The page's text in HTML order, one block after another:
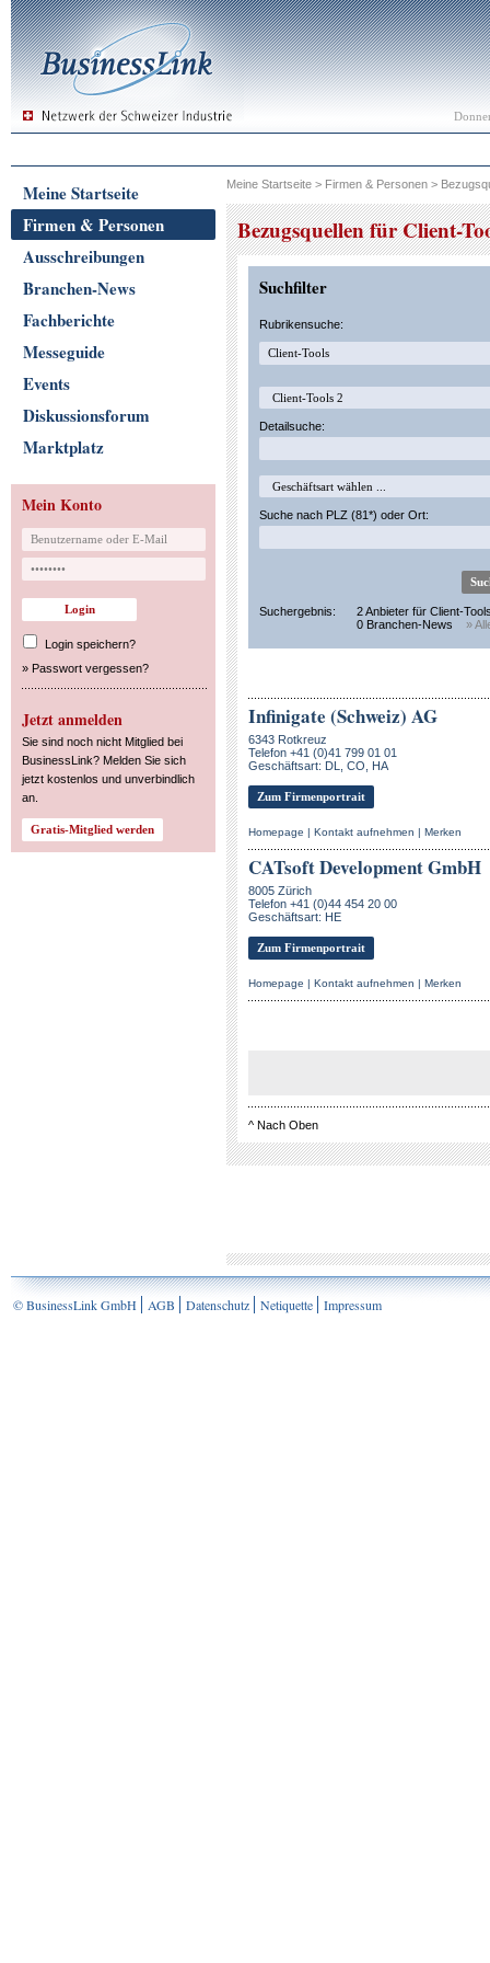
Meine Startseite
Firmen & Personen
Ausschreibungen
Branchen-News
Fachberichte
Messeguide
Events
Diskussionsforum
Marktplatz
Mein Konto
Login speichern?
» Passwort vergessen?
Jetzt anmelden
Sie sind noch nicht Mitglied bei
BusinessLink? Melden Sie sich
jetzt kostenlos und unverbindlich
an.
Meine Startseite > Firmen & Personen >
Bezugsquellen für Client-
Suchfilter
Rubrikensuche:
Detailsuche:
Suche nach PLZ (81*) oder Ort:
Suchergebnis:
2 Anbieter für Client-
0 Branchen-News
»
Infinigate (Schweiz) AG
6343 Rotkreuz
Telefon +41 (0)41 799 01 01
Geschäftsart: DL, CO, HA
Zum Firmenportrait
Homepage | Kontakt aufnehmen | Merken
CATsoft Development GmbH
8005 Zürich
Telefon +41 (0)44 454 20 00
Geschäftsart: HE
Zum Firmenportrait
Homepage | Kontakt aufnehmen | Merken
^ Nach Oben
© BusinessLink GmbH AGB Datenschutz Netiquette Impressum